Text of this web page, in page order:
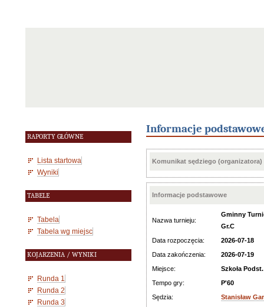
RAPORTY GŁÓWNE
Lista startowa
Wyniki
TABELE
Tabela
Tabela wg miejsc
KOJARZENIA / WYNIKI
Runda 1
Runda 2
Runda 3
Informacje
Komunikat sędziego (organizatora)
Informacje podstawowe
Nazwa turnieju:
Gminny
Gr.C
Data rozpoczęcia:
2026-07-18
Data zakończenia:
2026-07-19
Miejsce:
Szkoła
Tempo gry:
P'60
Sędzia:
Stanisław